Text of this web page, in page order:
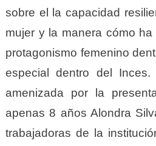
sobre el la capacidad
mujer y la manera cómo ha
protagonismo femenino
especial dentro del
amenizada por la
apenas 8 años Alondra
trabajadoras de la